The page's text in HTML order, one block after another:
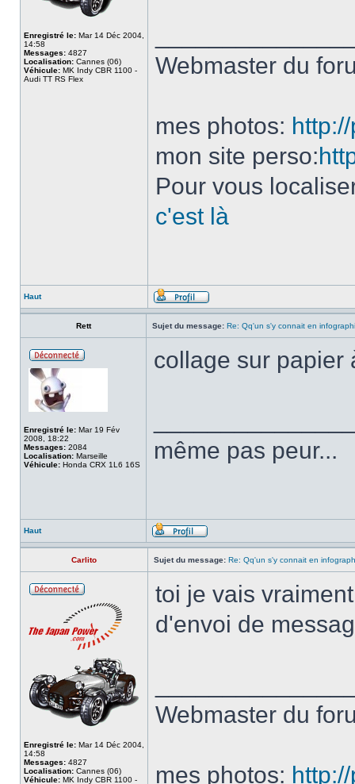
Enregistré le: Mar 14 Déc 2004,
14:58
Messages: 4827
Localisation: Cannes (06)
Véhicule: MK Indy CBR 1100 -
Audi TT RS Flex
Webmaster du
mes photos:
mon site perso:
Pour vous
c'est là
Haut
Rett Sujet du message: Re: Qq'un s'y connait en
Enregistré le: Mar 19 Fév
2008, 18:22
Messages: 2084
Localisation: Marseille
Véhicule: Honda CRX 1L6 16S
collage sur papier
même pas peur...
Haut
Carlito Sujet du message: Re: Qq'un s'y connait en
Enregistré le: Mar 14 Déc 2004,
14:58
Messages: 4827
Localisation: Cannes (06)
Véhicule: MK Indy CBR 1100 -
toi je vais
d'envoi de
Webmaster du
mes photos: